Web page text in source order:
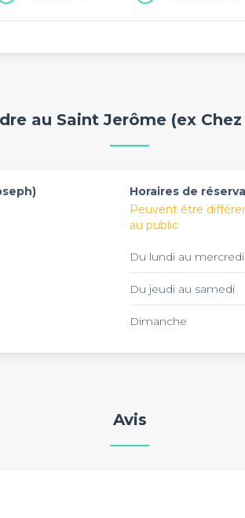
au Saint Jerôme (ex
Horaires de
Peuvent être
au public
Du lundi au mercredi
Du jeudi au samedi
Dimanche
Avis